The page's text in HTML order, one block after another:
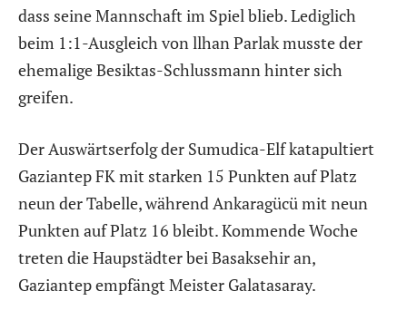
dass seine Mannschaft im Spiel blieb. Lediglich
beim 1:1-Ausgleich von llhan Parlak musste der
ehemalige Besiktas-Schlussmann hinter sich
greifen.
Der Auswärtserfolg der Sumudica-Elf katapultiert
Gaziantep FK mit starken 15 Punkten auf Platz
neun der Tabelle, während Ankaragücü mit neun
Punkten auf Platz 16 bleibt. Kommende Woche
treten die Haupstädter bei Basaksehir an,
Gaziantep empfängt Meister Galatasaray.